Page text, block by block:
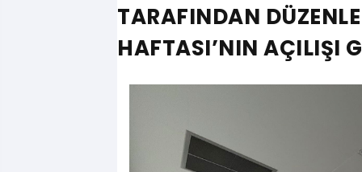
TARAFINDAN
HAFTASI’NIN AÇILIŞI